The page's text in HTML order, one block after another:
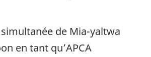
de Mia-yaltwa
en tant qu’APCA